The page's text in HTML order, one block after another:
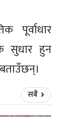
पूर्वाधार
सुधार हुन
सबै